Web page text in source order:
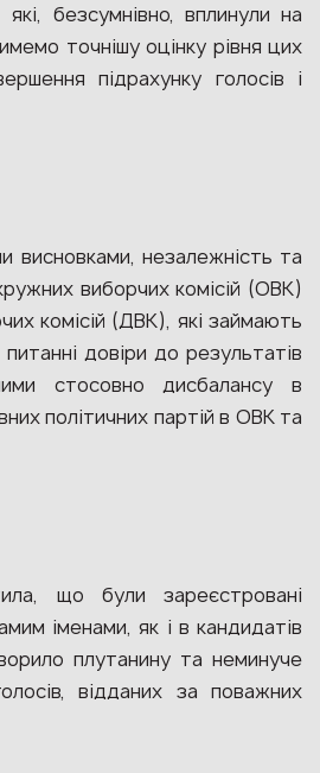
безсумнівно, вплинули на
точнішу оцінку рівня цих
підрахунку голосів і
висновками, незалежність та
виборчих комісій (ОВК)
комісій (ДВК), які займають
довіри до результатів
стосовно дисбалансу в
політичних партій в ОВК та
що були зареєстровані
іменами, як і в кандидатів
плутанину та неминуче
відданих за поважних